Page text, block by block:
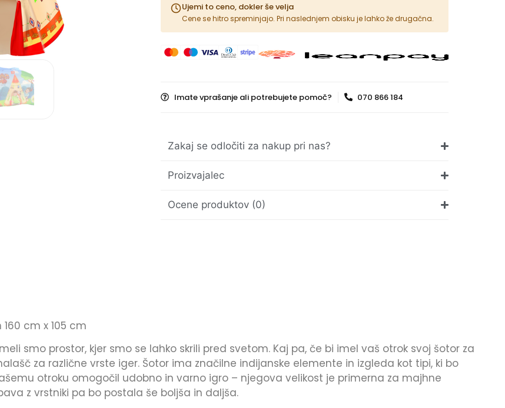
Ujemi to ceno, dokler še velja
Cene se hitro spreminjajo. Pri naslednjem obisku je lahko že drugačna.
Imate vprašanje ali potrebujete pomoč? 070 866 184
Zakaj se odločiti za nakup pri nas?
Proizvajalec
Ocene produktov (0)
cm x 105 cm
smo prostor, kjer smo se lahko skrili pred svetom. Kaj pa, če bi imel vaš otrok svoj šotor za
za različne vrste iger. Šotor ima značilne indijanske elemente in izgleda kot tipi, ki bo
otroku omogočil udobno in varno igro – njegova velikost je primerna za majhne
z vrstniki pa bo postala še boljša in daljša.